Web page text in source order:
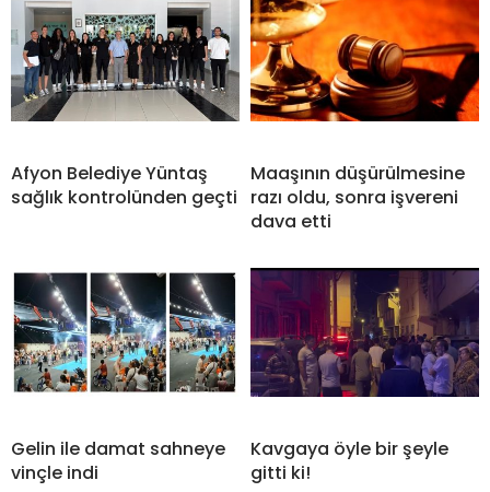
Afyon Belediye Yüntaş
sağlık kontrolünden geçti
Maaşının düşürülmesine
razı oldu, sonra işvereni
dava etti
Gelin ile damat sahneye
vinçle indi
Kavgaya öyle bir şeyle
gitti ki!